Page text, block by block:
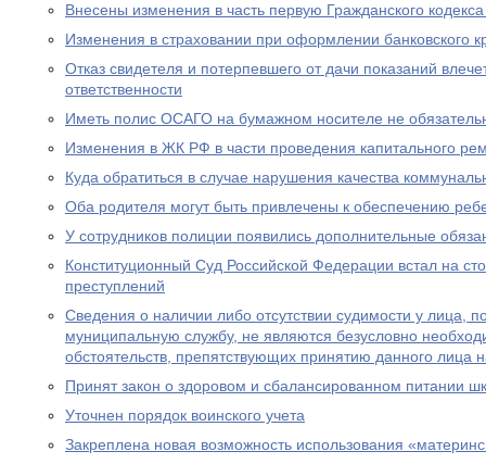
Внесены изменения в часть первую Гражданского
Изменения в страховании при оформлении банковского
Отказ свидетеля и потерпевшего от дачи показаний
ответственности
Иметь полис ОСАГО на бумажном носителе не
Изменения в ЖК РФ в части проведения капитального
Куда обратиться в случае нарушения качества
Оба родителя могут быть привлечены к обеспечению
У сотрудников полиции появились дополнительные
Конституционный Суд Российской Федерации встал на
преступлений
Сведения о наличии либо отсутствии судимости у лица,
муниципальную службу, не являются безусловно
обстоятельств, препятствующих принятию данного лица
Принят закон о здоровом и сбалансированном питании
Уточнен порядок воинского учета
Закреплена новая возможность использования